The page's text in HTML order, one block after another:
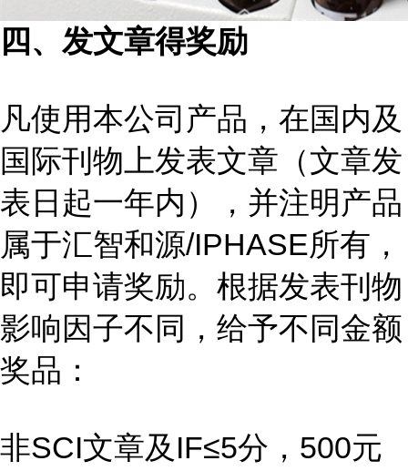
四、发文章得奖励
凡使用本公司产品，在国内及
国际刊物上发表文章（文章发
表日起一年内），并注明产品
属于汇智和源/IPHASE所有，
即可申请奖励。根据发表刊物
影响因子不同，给予不同金额
奖品：
非SCI文章及IF≤5分，500元